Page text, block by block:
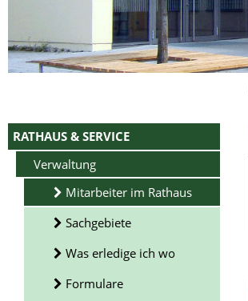
RATHAUS & SERVICE
Verwaltung
Mitarbeiter im Rathaus
Sachgebiete
Was erledige ich wo
Formulare